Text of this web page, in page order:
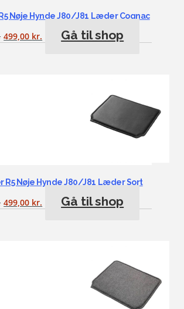
Nøje Hynde J80/J81 Læder Cognac
499,00 kr. Gå til shop
R5 Nøje Hynde J80/J81 Læder Sort
499,00 kr. Gå til shop